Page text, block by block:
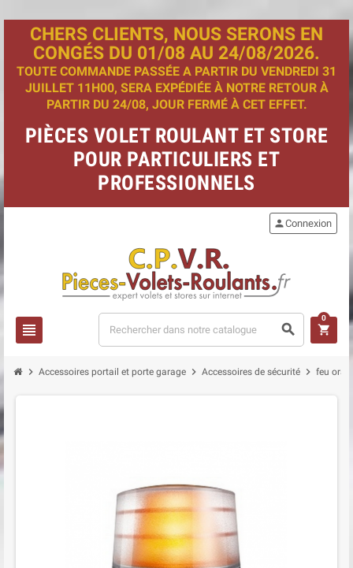
CHERS CLIENTS, NOUS SERONS EN
CONGÉS DU 01/08 AU 24/08/2026.
TOUTE COMMANDE PASSÉE A PARTIR DU VENDREDI 31
JUILLET 11H00, SERA EXPÉDIÉE À NOTRE RETOUR À
PARTIR DU 24/08, JOUR FERMÉ À CET EFFET.
PIÈCES VOLET ROULANT ET STORE
POUR PARTICULIERS ET
PROFESSIONNELS
view_headline search
personConnexion
shopping_cart
0
chevron_right Accessoires portail et porte garage chevron_right Accessoires de sécurité chevron_right feu